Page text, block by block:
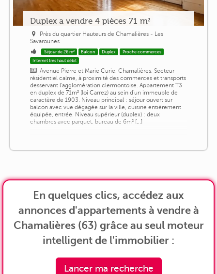
Duplex a vendre 4 pièces 71 m²
Près du quartier Hauteurs de Chamalières - Les
Savarounes
Séjour de 26 m² Balcon Duplex
Proche commerces
Internet très haut débit
Avenue Pierre et Marie Curie, Chamalières. Secteur
résidentiel calme, à proximité des commerces et transports
desservant l'agglomération clermontoise. Appartement T3
en duplex de 71m² (loi Carrez) au sein d'un immeuble de
caractère de 1903. Niveau principal : séjour ouvert sur
balcon avec vue dégagée sur la ville, cuisine entièrement
équipée, entrée. Niveau supérieur (duplex) : deux
chambres avec parquet, bureau de 6m² [...]
En quelques clics, accédez aux
annonces d'appartements à vendre à
Chamalières (63) grâce au seul moteur
intelligent de l'immobilier :
Lancer ma recherche